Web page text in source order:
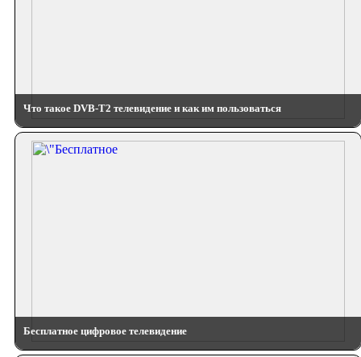
Что такое DVB-T2 телевидение и как им пользоваться
Бесплатное цифровое телевидение